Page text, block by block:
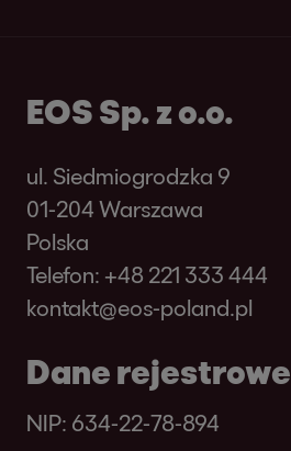
EOS Sp. z o.o.
ul. Siedmiogrodzka 9
01-204 Warszawa
Polska
Telefon: +48 221 333 444
kontakt@eos-poland.pl
Dane rejestrowe
NIP: 634-22-78-894